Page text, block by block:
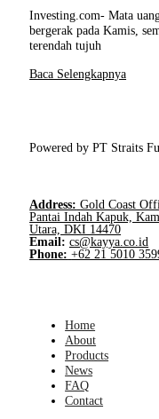
Investing.com- Mata
bergerak pada Kamis,
terendah tujuh
Baca Selengkapnya
Powered by PT Straits
Address: Gold Coast
Pantai Indah Kapuk,
Utara, DKI 14470
Email: cs@kayya.co.id
Phone: +62 21 5010
Home
About
Products
News
FAQ
Contact